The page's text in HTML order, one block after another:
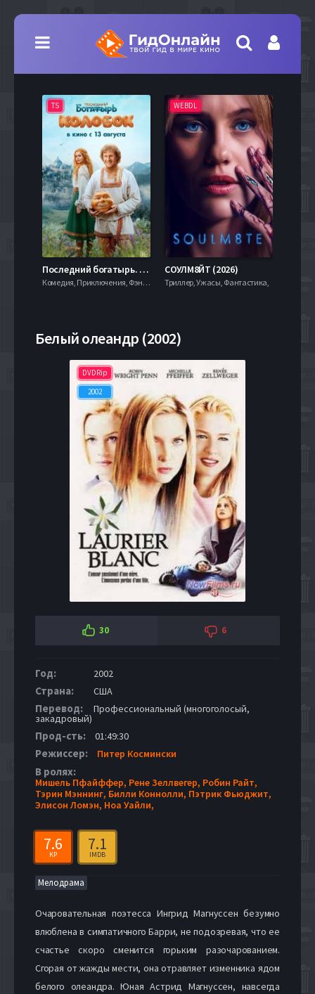
TS
Последний богатырь. Колобок (2026)
Комедия, Приключения, Фэнтези,
WEBDL
СОУЛМ8ЙТ (2026)
Триллер, Ужасы, Фантастика,
Белый олеандр (2002)
DVDRip
2002
30 6
Год: 2002
Страна: США
Перевод: Профессиональный (многоголосый,
закадровый)
Прод-сть: 01:49:30
Режиссер: Питер Космински
В ролях:
Мишель Пфайффер, Рене Зеллвегер, Робин Райт,
Тэрин Мэннинг, Билли Коннолли, Пэтрик Фьюджит,
Элисон Ломэн, Ноа Уайли,
7.6
KP
7.1
IMDB
Мелодрама
Очаровательная поэтесса Ингрид Магнуссен безумно
влюблена в симпатичного Барри, не подозревая, что ее
счастье скоро сменится горьким разочарованием.
Сгорая от жажды мести, она отравляет изменника ядом
белого олеандра. Юная Астрид Магнуссен, навсегда